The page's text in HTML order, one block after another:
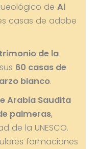
de Al
casas de adobe
de la
60 casas de
blanco.
Arabia Saudita
palmeras,
de la UNESCO.
formaciones